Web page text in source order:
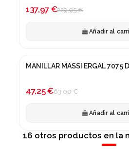
137,97 €229,95 €
Añadir al
-25%
MANILLAR MASSI ERGAL 7075
47,25 €63,00 €
Añadir al
16 otros productos en la